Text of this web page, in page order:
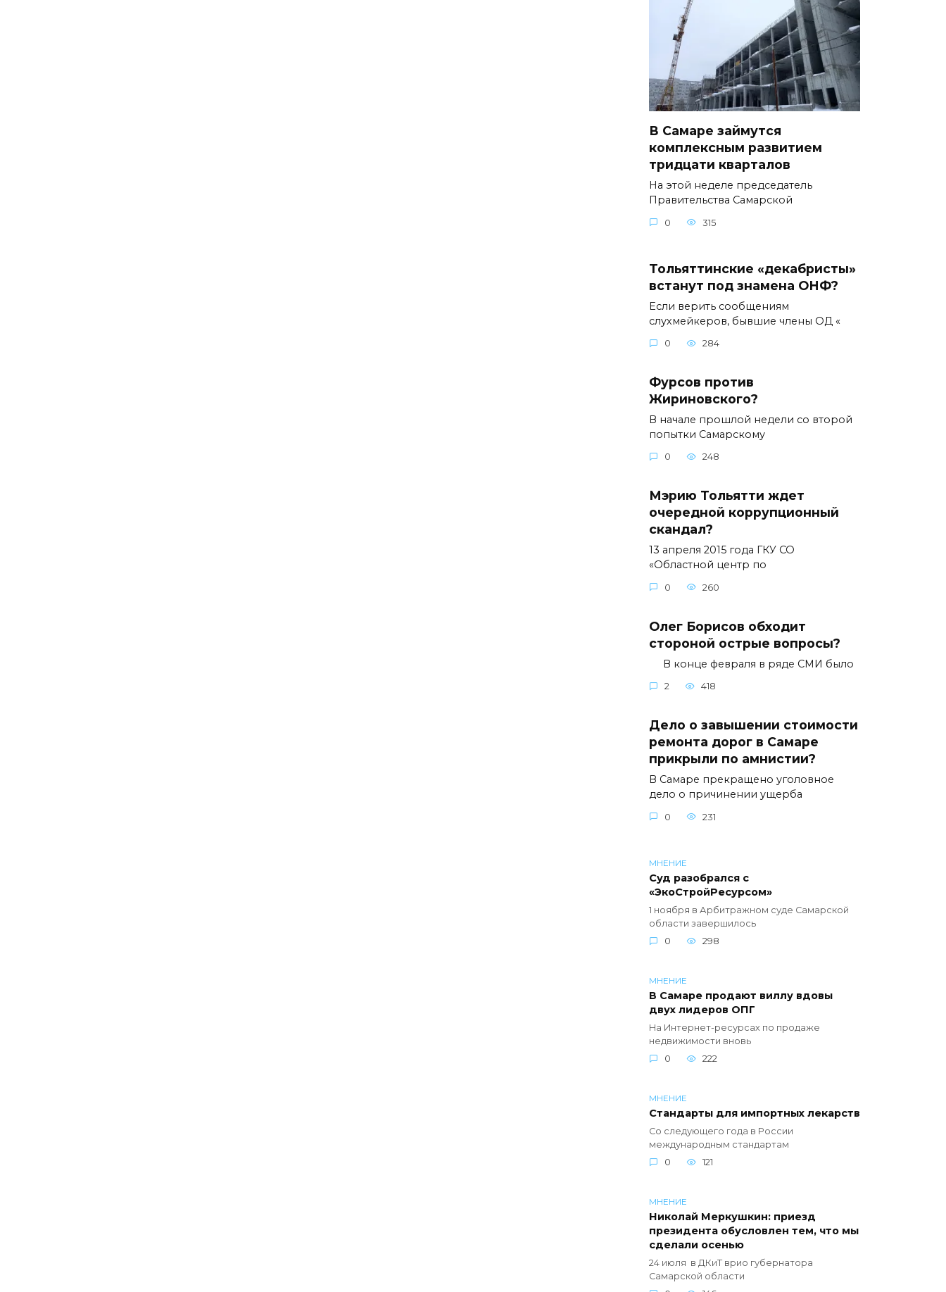
В Самаре займутся
комплексным развитием
тридцати кварталов
На этой неделе председатель
Правительства Самарской
0 315
Тольяттинские «декабристы»
встанут под знамена ОНФ?
Если верить сообщениям
слухмейкеров, бывшие члены ОД «
0 284
Фурсов против
Жириновского?
В начале прошлой недели со второй
попытки Самарскому
0 248
Мэрию Тольятти ждет
очередной коррупционный
скандал?
13 апреля 2015 года ГКУ СО
«Областной центр по
0 260
Олег Борисов обходит
стороной острые вопросы?
В конце февраля в ряде СМИ было
2 418
Дело о завышении стоимости
ремонта дорог в Самаре
прикрыли по амнистии?
В Самаре прекращено уголовное
дело о причинении ущерба
0 231
МНЕНИЕ
Суд разобрался с
«ЭкоСтройРесурсом»
1 ноября в Арбитражном суде Самарской
области завершилось
0
298
МНЕНИЕ
В Самаре продают виллу вдовы
двух лидеров ОПГ
На Интернет-ресурсах по продаже
недвижимости вновь
0
222
МНЕНИЕ
Стандарты для импортных лекарств
Со следующего года в России
международным стандартам
0
121
МНЕНИЕ
Николай Меркушкин: приезд
президента обусловлен тем, что мы
сделали осенью
24 июля в ДКиТ врио губернатора
Самарской области